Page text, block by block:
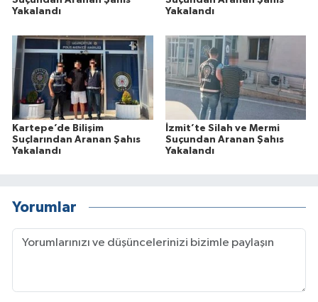
Yakalandı
Yakalandı
Kartepe’de Bilişim
Suçlarından Aranan Şahıs
Yakalandı
İzmit’te Silah ve Mermi
Suçundan Aranan Şahıs
Yakalandı
Yorumlar